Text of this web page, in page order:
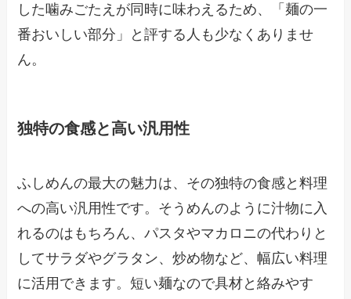
した噛みごたえが同時に味わえるため、「麺の一
番おいしい部分」と評する人も少なくありませ
ん。
独特の食感と高い汎用性
ふしめんの最大の魅力は、その独特の食感と料理
への高い汎用性です。そうめんのように汁物に入
れるのはもちろん、パスタやマカロニの代わりと
してサラダやグラタン、炒め物など、幅広い料理
に活用できます。短い麺なので具材と絡みやす